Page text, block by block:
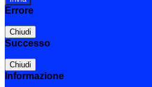
Errore
Chiudi
Successo
Chiudi
Informazione